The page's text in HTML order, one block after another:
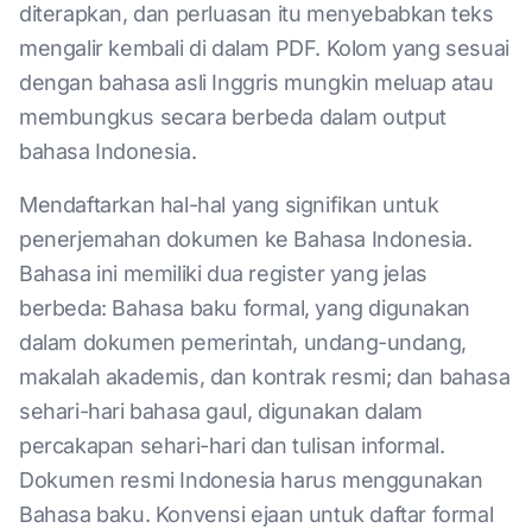
diterapkan, dan perluasan itu menyebabkan teks
mengalir kembali di dalam PDF. Kolom yang sesuai
dengan bahasa asli Inggris mungkin meluap atau
membungkus secara berbeda dalam output
bahasa Indonesia.
Mendaftarkan hal-hal yang signifikan untuk
penerjemahan dokumen ke Bahasa Indonesia.
Bahasa ini memiliki dua register yang jelas
berbeda: Bahasa baku formal, yang digunakan
dalam dokumen pemerintah, undang-undang,
makalah akademis, dan kontrak resmi; dan bahasa
sehari-hari bahasa gaul, digunakan dalam
percakapan sehari-hari dan tulisan informal.
Dokumen resmi Indonesia harus menggunakan
Bahasa baku. Konvensi ejaan untuk daftar formal